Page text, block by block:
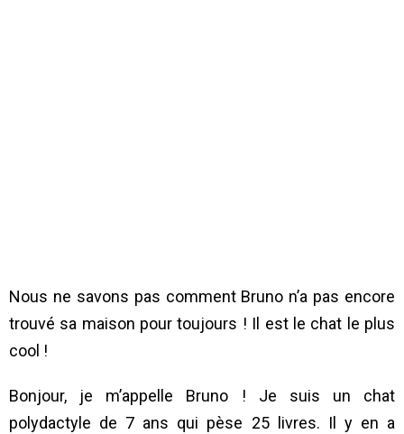
Nous ne savons pas comment Bruno n’a pas encore
trouvé sa maison pour toujours ! Il est le chat le plus
cool !
Bonjour, je m’appelle Bruno ! Je suis un chat
polydactyle de 7 ans qui pèse 25 livres. Il y en a